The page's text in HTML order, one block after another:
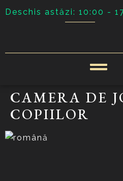
Deschis astăzi: 10:00 -
CAMERA DE
COPIILOR